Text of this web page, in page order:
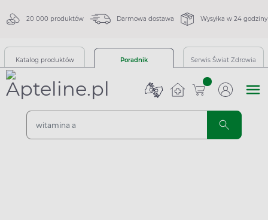
20 000 produktów Darmowa dostawa Wysyłka w 24 godziny
Katalog produktów Poradnik Serwis Świat Zdrowia
sztuk